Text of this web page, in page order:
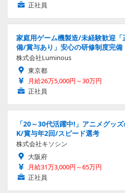
正社員
家庭用ゲーム機製造/未経験歓迎
備/賞与あり」安心の研修制度完備
株式会社Luminous
東京都
月給26万5,000円～30万円
正社員
「20～30代活躍中!」アニメグッ
K/賞与年2回/スピード選考
株式会社キソシン
大阪府
月給31万3,000円～65万円
正社員